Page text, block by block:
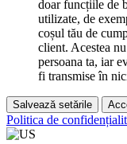
doar funcțiile de
utilizate, de
coșul tău de
client. Acestea
persoana ta, iar
fi transmise în
Salvează setările
Politica de